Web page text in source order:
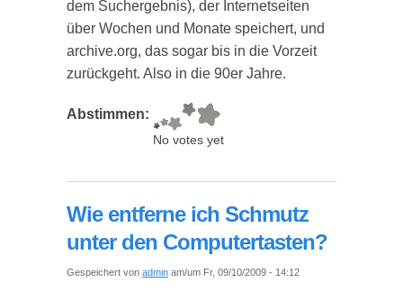
dem Suchergebnis), der Internetseiten
über Wochen und Monate speichert, und
archive.org, das sogar bis in die Vorzeit
zurückgeht. Also in die 90er Jahre.
Abstimmen:
No votes yet
Wie entferne ich Schmutz
unter den Computertasten?
Gespeichert von admin am/um Fr, 09/10/2009 - 14:12